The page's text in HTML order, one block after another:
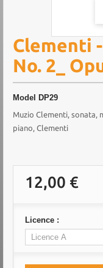
Clementi
No. 2_
Model DP29
Muzio Clementi, sonata,
piano, Clementi
12,00 €
Licence :